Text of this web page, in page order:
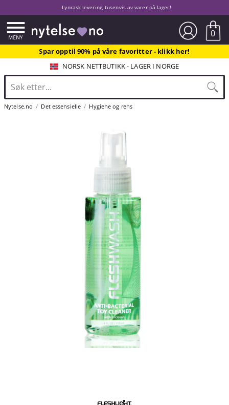
Lynrask levering, tusenvis av varer på lager!
0
Spar opptil 90% på våre favoritter - klikk her!
NORSK NETTBUTIKK - LAGER I NORGE
Nytelse.no Det essensielle Hygiene og rens